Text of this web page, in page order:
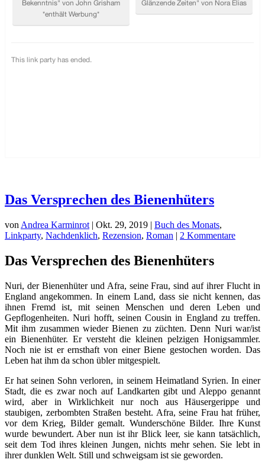
Das Versprechen des Bienenhüters
von Andrea Karminrot | Okt. 29, 2019 | Buch des Monats,
Linkparty, Nachdenklich, Rezension, Roman | 2 Kommentare
Das Versprechen des Bienenhüters
Nuri, der Bienenhüter und Afra, seine Frau, sind auf ihrer Flucht in
England angekommen. In einem Land, dass sie nicht kennen, das
ihnen Fremd ist, mit seinen Menschen und deren Leben und
Gepflogenheiten. Nuri hofft, seinen Cousin in England zu treffen.
Mit ihm zusammen wieder Bienen zu züchten. Denn Nuri war/ist
ein Bienenhüter. Er versteht die kleinen pelzigen Honigsammler.
Noch nie ist er ernsthaft von einer Biene gestochen worden. Das
Leben hat ihm da schon übler mitgespielt.
Er hat seinen Sohn verloren, in seinem Heimatland Syrien. In einer
Stadt, die es zwar noch auf Landkarten gibt und Aleppo genannt
wird, aber in Wirklichkeit nur noch aus Häusergerippe und
staubigen, zerbombten Straßen besteht. Afra, seine Frau hat früher,
vor dem Krieg, Bilder gemalt. Wunderschöne Bilder. Ihre Kunst
wurde bewundert. Aber nun ist ihr Blick leer, sie kann tatsächlich,
seit dem Tod ihres kleinen Jungen, nichts mehr sehen. Sie lebt in
ihrer dunklen Welt. Still und schweigsam ist sie geworden.